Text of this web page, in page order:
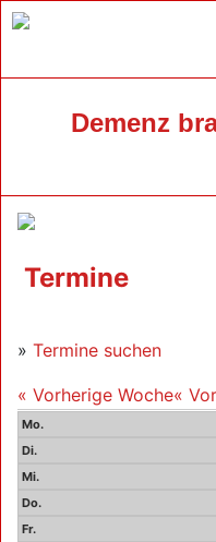
Demenz
Termine
» Termine suchen
« Vorherige Woche«
Mo.
Di.
Mi.
Do.
Fr.